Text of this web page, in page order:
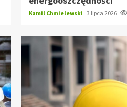
Kamil Chmielewski 3 lipca 2026